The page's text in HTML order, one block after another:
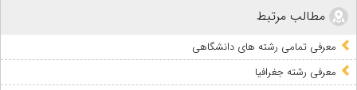
مطالب مرتبط
معرفی تمامی رشته های دانشگاهی
معرفی رشته جغرافیا